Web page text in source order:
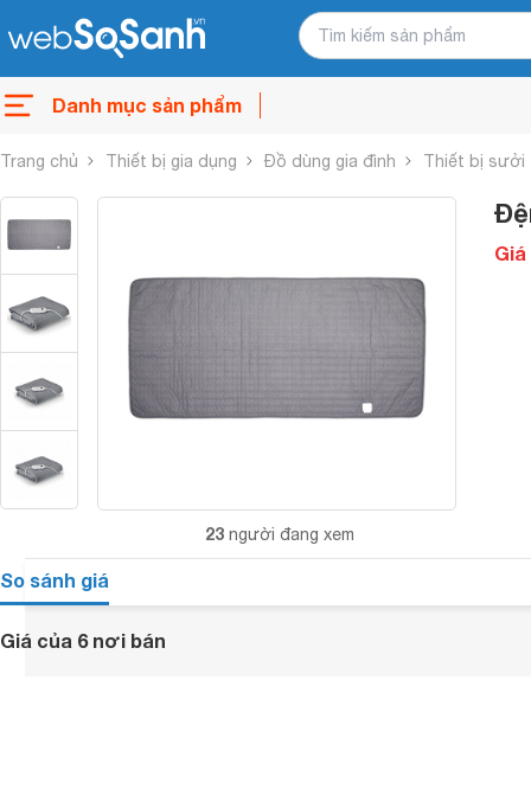
Danh mục sản phẩm
Trang chủ Thiết bị gia dụng Đồ dùng gia đình Thiết bị sưởi
23 người đang xem
Giá
So sánh giá
Giá của 6 nơi bán